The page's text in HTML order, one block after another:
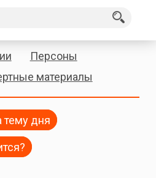
Персоны
материалы
тему дня